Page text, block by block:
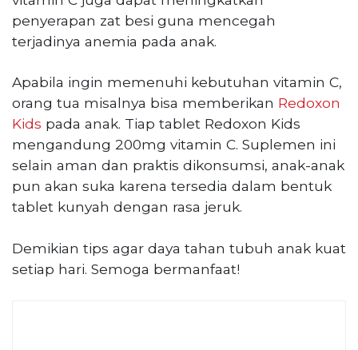
penyerapan zat besi guna mencegah
terjadinya anemia pada anak.
Apabila ingin memenuhi kebutuhan vitamin C,
orang tua misalnya bisa memberikan Redoxon
Kids pada anak. Tiap tablet Redoxon Kids
mengandung 200mg vitamin C. Suplemen ini
selain aman dan praktis dikonsumsi, anak-anak
pun akan suka karena tersedia dalam bentuk
tablet kunyah dengan rasa jeruk.
Demikian tips agar daya tahan tubuh anak kuat
setiap hari. Semoga bermanfaat!